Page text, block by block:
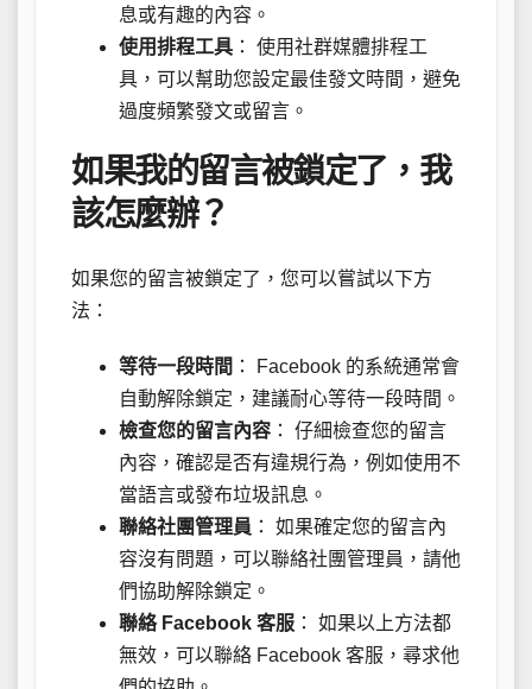
息或有趣的內容。
使用排程工具 ： 使用社群媒體排程工
具，可以幫助您設定最佳發文時間，避免
過度頻繁發文或留言。
如果我的留言被鎖定了，我
該怎麼辦？
如果您的留言被鎖定了，您可以嘗試以下方
法：
等待一段時間 ： Facebook 的系統通常會
自動解除鎖定，建議耐心等待一段時間。
檢查您的留言內容 ： 仔細檢查您的留言
內容，確認是否有違規行為，例如使用不
當語言或發布垃圾訊息。
聯絡社團管理員 ： 如果確定您的留言內
容沒有問題，可以聯絡社團管理員，請他
們協助解除鎖定。
聯絡 Facebook 客服 ： 如果以上方法都
無效，可以聯絡 Facebook 客服，尋求他